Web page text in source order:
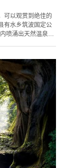
可以观赏到绝佳的
有水乡筑波国定公
喷涌出天然温泉
。